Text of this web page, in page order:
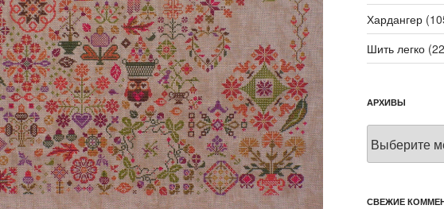
Хардангер
Шить легко
АРХИВЫ
СВЕЖИЕ